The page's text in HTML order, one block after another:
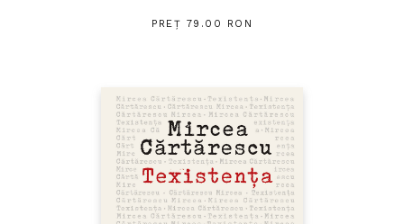
PREȚ 79.00 RON